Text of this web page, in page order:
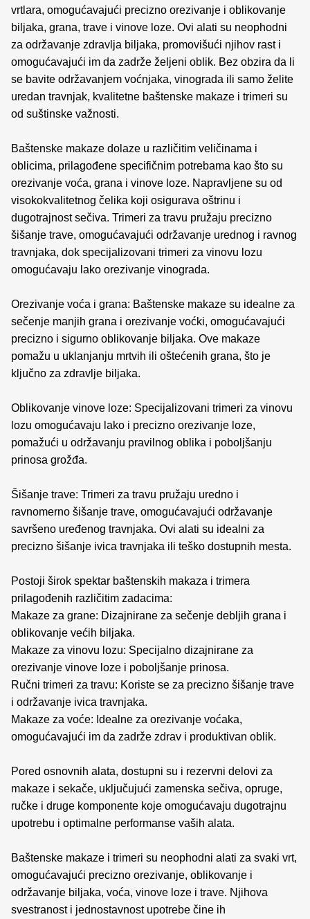
vrtlara, omogućavajući precizno orezivanje i oblikovanje
biljaka, grana, trave i vinove loze. Ovi alati su neophodni
za održavanje zdravlja biljaka, promovišući njihov rast i
omogućavajući im da zadrže željeni oblik. Bez obzira da li
se bavite održavanjem voćnjaka, vinograda ili samo želite
uredan travnjak, kvalitetne baštenske makaze i trimeri su
od suštinske važnosti.
Baštenske makaze dolaze u različitim veličinama i
oblicima, prilagođene specifičnim potrebama kao što su
orezivanje voća, grana i vinove loze. Napravljene su od
visokokvalitetnog čelika koji osigurava oštrinu i
dugotrajnost sečiva. Trimeri za travu pružaju precizno
šišanje trave, omogućavajući održavanje urednog i ravnog
travnjaka, dok specijalizovani trimeri za vinovu lozu
omogućavaju lako orezivanje vinograda.
Orezivanje voća i grana: Baštenske makaze su idealne za
sečenje manjih grana i orezivanje voćki, omogućavajući
precizno i sigurno oblikovanje biljaka. Ove makaze
pomažu u uklanjanju mrtvih ili oštećenih grana, što je
ključno za zdravlje biljaka.
Oblikovanje vinove loze: Specijalizovani trimeri za vinovu
lozu omogućavaju lako i precizno orezivanje loze,
pomažući u održavanju pravilnog oblika i poboljšanju
prinosa grožđa.
Šišanje trave: Trimeri za travu pružaju uredno i
ravnomerno šišanje trave, omogućavajući održavanje
savršeno uređenog travnjaka. Ovi alati su idealni za
precizno šišanje ivica travnjaka ili teško dostupnih mesta.
Postoji širok spektar baštenskih makaza i trimera
prilagođenih različitim zadacima:
Makaze za grane: Dizajnirane za sečenje debljih grana i
oblikovanje većih biljaka.
Makaze za vinovu lozu: Specijalno dizajnirane za
orezivanje vinove loze i poboljšanje prinosa.
Ručni trimeri za travu: Koriste se za precizno šišanje trave
i održavanje ivica travnjaka.
Makaze za voće: Idealne za orezivanje voćaka,
omogućavajući im da zadrže zdrav i produktivan oblik.
Pored osnovnih alata, dostupni su i rezervni delovi za
makaze i sekače, uključujući zamenska sečiva, opruge,
ručke i druge komponente koje omogućavaju dugotrajnu
upotrebu i optimalne performanse vaših alata.
Baštenske makaze i trimeri su neophodni alati za svaki vrt,
omogućavajući precizno orezivanje, oblikovanje i
održavanje biljaka, voća, vinove loze i trave. Njihova
svestranost i jednostavnost upotrebe čine ih